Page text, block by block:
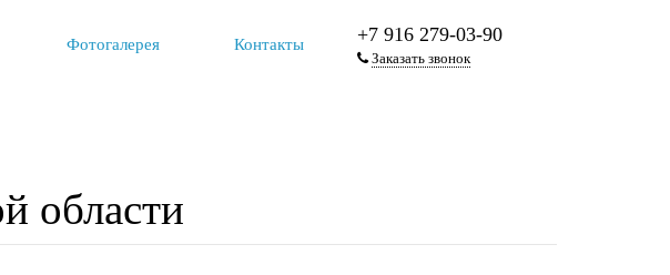
Фотогалерея Контакты +7 916 279-03-90
Заказать звонок
области